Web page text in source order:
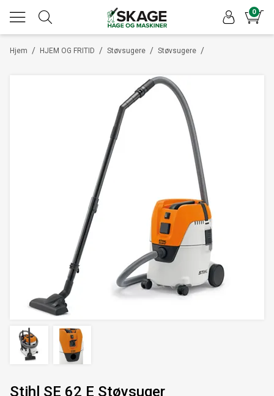
0
/
Hjem /
HJEM OG FRITID /
Støvsugere /
Støvsugere
Stihl SE 62 E Støvsuger